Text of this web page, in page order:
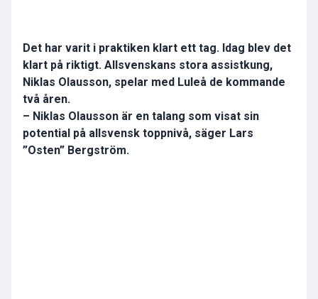
Det har varit i praktiken klart ett tag. Idag blev det
klart på riktigt. Allsvenskans stora assistkung,
Niklas Olausson, spelar med Luleå de kommande
två åren.
– Niklas Olausson är en talang som visat sin
potential på allsvensk toppnivå, säger Lars
”Osten” Bergström.